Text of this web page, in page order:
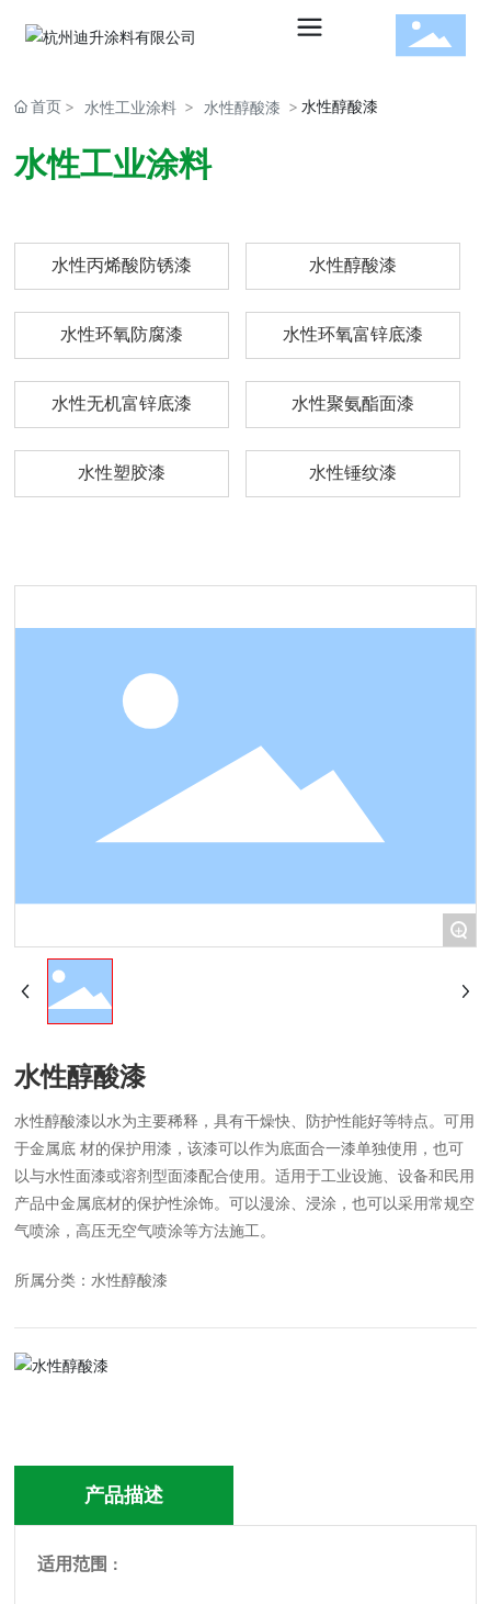
水性工
业涂料
水性家
首页 水性工业涂料 水性醇酸漆 水性醇酸漆
水性工业涂料
水性丙烯酸防锈漆 水性醇酸漆
水性环氧防腐漆 水性环氧富锌底漆
水性无机富锌底漆 水性聚氨酯面漆
水性塑胶漆 水性锤纹漆
+
水性醇酸漆
水性醇酸漆以水为主要稀释，具有干燥快、防护性能好等特点。可用
于金属底 材的保护用漆，该漆可以作为底面合一漆单独使用，也可
以与水性面漆或溶剂型面漆配合使用。适用于工业设施、设备和民用
产品中金属底材的保护性涂饰。可以漫涂、浸涂，也可以采用常规空
气喷涂，高压无空气喷涂等方法施工。
所属分类：水性醇酸漆
产品描述
适用范围 ：